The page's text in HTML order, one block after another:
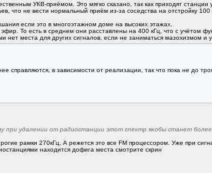
УКВ-приёмом. Это мягко сказано, так как приходят станции
что не вести нормальный приём из-за соседства на отстройку
если это в многоэтажном доме на высоких этажах.
То есть в среднем они расставлены на 400 кГц, что с учётом
места для других сигналов, если не заниматься мазохизмом и
в зависимости от реализации, так что пока не до
при удалении от радиостанции этот спектр якобы станет
рамки 270кГц. А режется это все FM процессором. Уже при
находится дофига места смотрите скрин